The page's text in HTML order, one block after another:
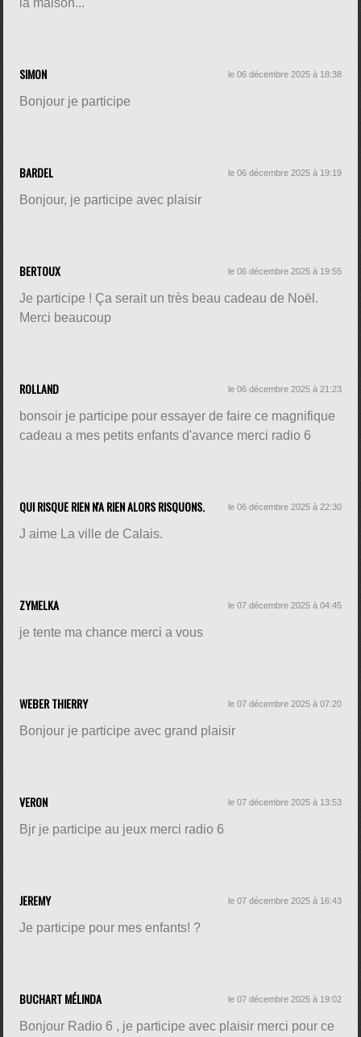
la maison...
SIMON le 06 décembre 2025 à 18:38
Bonjour je participe
BARDEL le 06 décembre 2025 à 19:19
Bonjour, je participe avec plaisir
BERTOUX le 06 décembre 2025 à 19:55
Je participe ! Ça serait un très beau cadeau de Noël.
Merci beaucoup
ROLLAND le 06 décembre 2025 à 21:23
bonsoir je participe pour essayer de faire ce magnifique
cadeau a mes petits enfants d'avance merci radio 6
QUI RISQUE RIEN N'A RIEN ALORS RISQUONS. le 06 décembre 2025 à 22:30
J aime La ville de Calais.
ZYMELKA le 07 décembre 2025 à 04:45
je tente ma chance merci a vous
WEBER THIERRY le 07 décembre 2025 à 07:20
Bonjour je participe avec grand plaisir
VERON le 07 décembre 2025 à 13:53
Bjr je participe au jeux merci radio 6
JEREMY le 07 décembre 2025 à 16:43
Je participe pour mes enfants! ?
BUCHART MÉLINDA le 07 décembre 2025 à 19:02
Bonjour Radio 6 , je participe avec plaisir merci pour ce